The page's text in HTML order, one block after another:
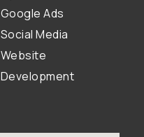
Google Ads
Social Media
Website
Development